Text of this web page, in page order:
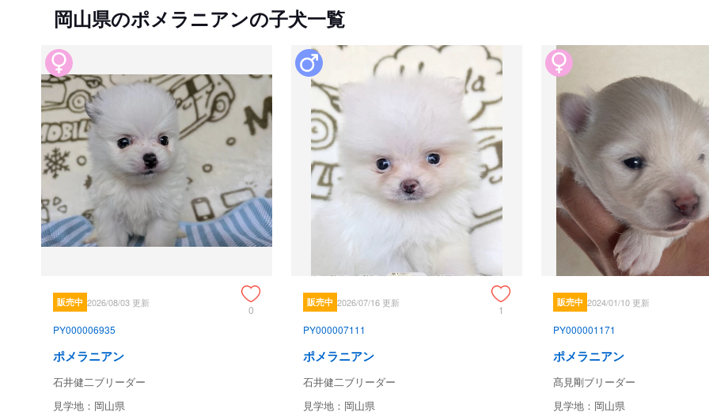
岡山県のポメラニアンの子犬一覧
販売中 2026/08/03 更新
0
PY000006935
ポメラニアン
石井健二ブリーダー
見学地：岡山県
販売中 2026/07/16 更新
1
PY000007111
ポメラニアン
石井健二ブリーダー
見学地：岡山県
販売中 2024/01/10 更新
PY000001171
ポメラニアン
髙見剛ブリーダー
見学地：岡山県